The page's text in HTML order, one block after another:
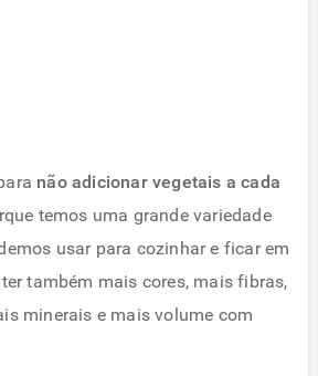
não adicionar vegetais a cada
temos uma grande variedade
usar para cozinhar e ficar em
também mais cores, mais fibras,
minerais e mais volume com